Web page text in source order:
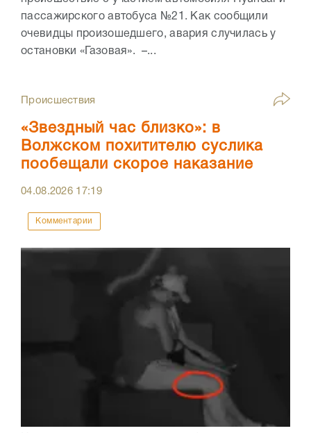
пассажирского автобуса №21. Как сообщили
очевидцы произошедшего, авария случилась у
остановки «Газовая». –...
Происшествия
«Звездный час близко»: в
Волжском похитителю суслика
пообещали скорое наказание
04.08.2026 17:19
Комментарии